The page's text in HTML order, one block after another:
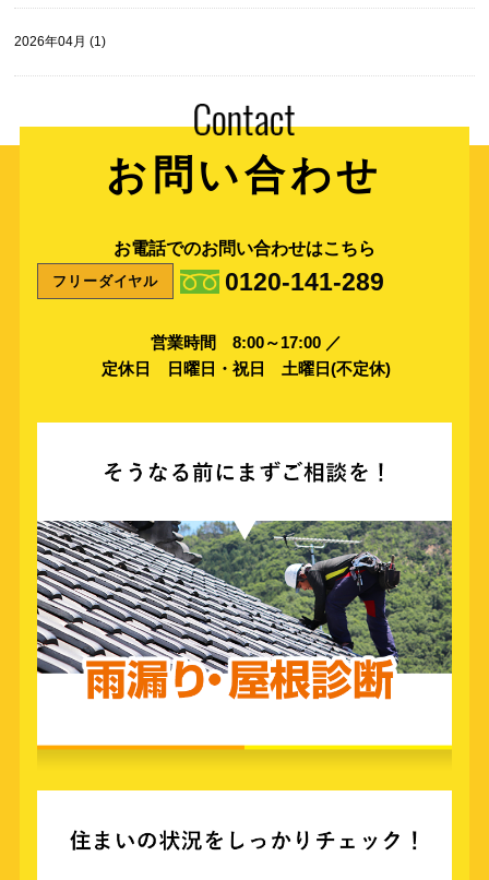
2026年04月 (1)
お問い合わせ
フリーダイヤル 0120-141-289
お電話でのお問い合わせはこちら
営業時間 8:00～17:00 ／
定休日 日曜日・祝日 土曜日(不定休)